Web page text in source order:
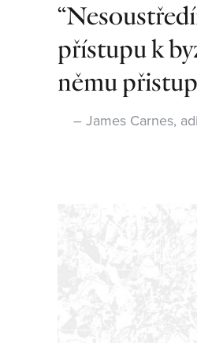
přístupu k
němu
James Carnes,